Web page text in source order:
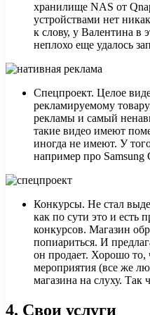
хранилище NAS от
устройствами нет
к слову, у Валентина в
неплохо еще удалось
Спецпроект. Целое
рекламируемому
рекламы и самый
такие видео имеют
иногда не имеют. У
например про Samsung
Конкурсы. Не стал
как по сути это и есть
конкурсов. Магазин
попиариться. И
он продает. Хорошо то,
мероприятия (все же
магазина на слуху. Так
4. Свои услуги